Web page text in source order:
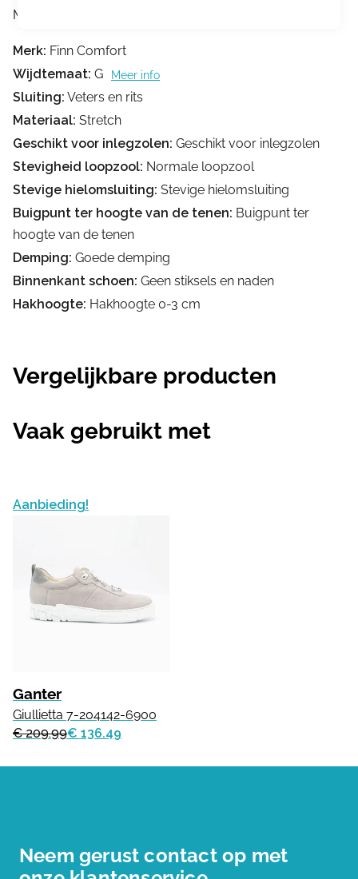
Merk:
Merk: Finn Comfort
Wijdtemaat: G Meer info
Sluiting: Veters en rits
Materiaal: Stretch
Geschikt voor inlegzolen: Geschikt voor inlegzolen
Stevigheid loopzool: Normale loopzool
Stevige hielomsluiting: Stevige hielomsluiting
Buigpunt ter hoogte van de tenen: Buigpunt ter
hoogte van de tenen
Demping: Goede demping
Binnenkant schoen: Geen stiksels en naden
Hakhoogte: Hakhoogte 0-3 cm
Vergelijkbare producten
Vaak gebruikt met
Aanbieding!
Ganter
Giullietta 7-204142-6900
€ 209.99€ 136.49
Neem gerust contact op met